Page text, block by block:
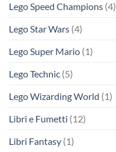
Lego Speed Champions (4)
Lego Star Wars (4)
Lego Super Mario (1)
Lego Technic (5)
Lego Wizarding World (1)
Libri e Fumetti (12)
Libri Fantasy (1)